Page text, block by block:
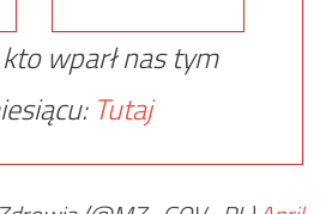
wparł nas tym
Tutaj